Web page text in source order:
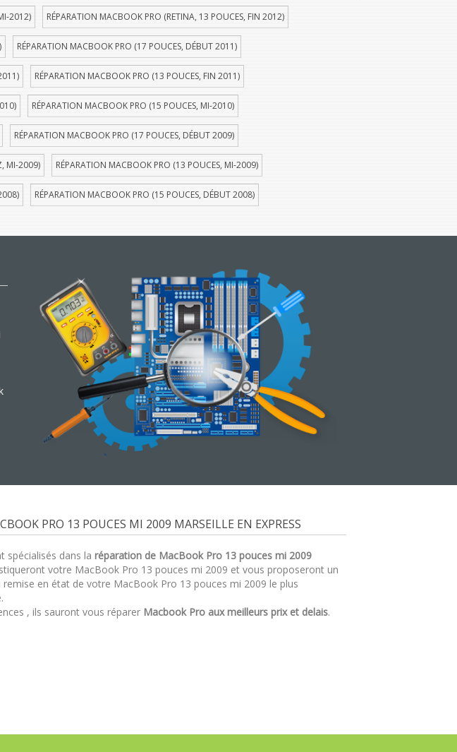
2012) RÉPARATION MACBOOK PRO (RETINA, 13 POUCES, FIN 2012)
RÉPARATION MACBOOK PRO (17 POUCES, DÉBUT 2011)
RÉPARATION MACBOOK PRO (13 POUCES, FIN 2011)
RÉPARATION MACBOOK PRO (15 POUCES, MI-2010)
RÉPARATION MACBOOK PRO (17 POUCES, DÉBUT 2009)
MI-2009) RÉPARATION MACBOOK PRO (13 POUCES, MI-2009)
RÉPARATION MACBOOK PRO (15 POUCES, DÉBUT 2008)
PRO 13 POUCES MI 2009 MARSEILLE EN EXPRESS
spécialisés dans la réparation de MacBook Pro 13 pouces mi 2009
votre MacBook Pro 13 pouces mi 2009 et vous proposeront un
remise en état de votre MacBook Pro 13 pouces mi 2009 le plus
, ils sauront vous réparer Macbook Pro aux meilleurs prix et delais.